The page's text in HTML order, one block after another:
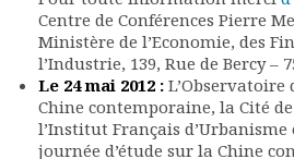
Concours vidéo
Matinales
Nos partenaires
Evénements
Publications et rapports
Documents
Centre de Conférences Pierre
Ministère de l’Economie, des
l’Industrie, 139, Rue de Bercy –
Le 24 mai 2012 : L’Observatoire
Chine contemporaine, la Cité
l’Institut Français
journée d’étude sur la Chine